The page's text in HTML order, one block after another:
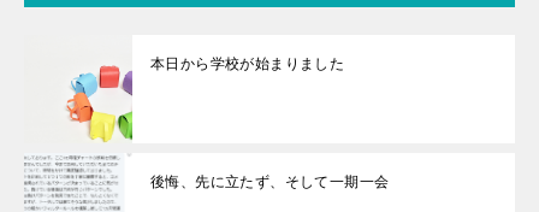
本日から学校が始まりました
後悔、先に立たず、そして一期一会